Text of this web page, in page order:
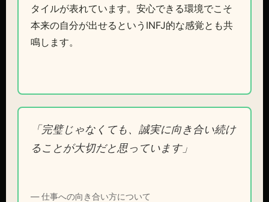
タイルが表れています。安心できる環境でこそ
本来の自分が出せるというINFJ的な感覚とも共
鳴します。
「完璧じゃなくても、誠実に向き合い続け
ることが大切だと思っています」
— 仕事への向き合い方について